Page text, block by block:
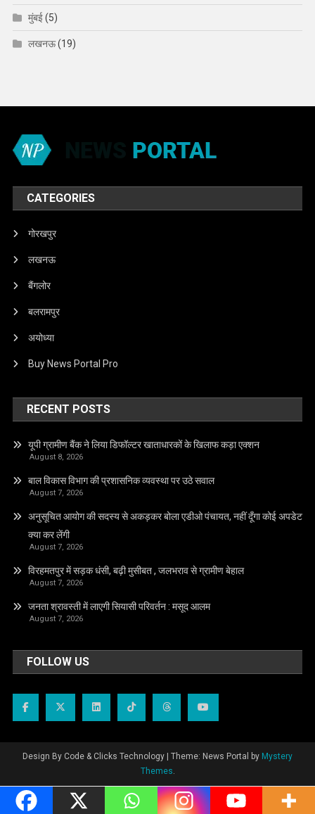
मुंबई(5)
लखनऊ(19)
CATEGORIES
गोरखपुर
लखनऊ
बैंगलोर
बलरामपुर
अयोध्या
Buy News Portal Pro
RECENT POSTS
यूपी ग्रामीण बैंक ने लिया डिफॉल्टर खाताधारकों के खिलाफ कड़ा एक्शन
August 8, 2026
बाल विकास विभाग की प्रशासनिक व्यवस्था पर उठे सवाल
August 7, 2026
अनुसूचित आयोग की सदस्य से अकड़कर बोला एडीओ पंचायत, नहीं दूँगा कोई अपडेट
क्या कर लेंगी
August 7, 2026
विरहमतपुर में सड़क धंसी, बढ़ी मुसीबत , जलभराव से ग्रामीण बेहाल
August 7, 2026
जनता श्रावस्ती में लाएगी सियासी परिवर्तन : मसूद आलम
August 7, 2026
FOLLOW US
Design By Code & Clicks Technology | Theme: News Portal by Mystery
Themes